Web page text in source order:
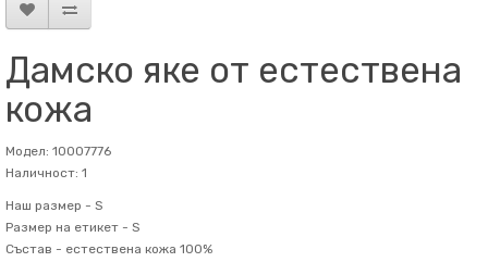
Дамско яке от естествена
кожа
Модел: 10007776
Наличност: 1
Наш размер - S
Размер на етикет - S
Състав - естествена кожа 100%